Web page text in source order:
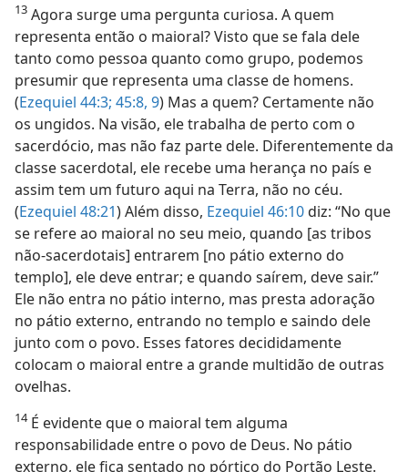
13 Agora surge uma pergunta curiosa. A quem
representa então o maioral? Visto que se fala dele
tanto como pessoa quanto como grupo, podemos
presumir que representa uma classe de homens.
(Ezequiel 44:3; 45:8, 9) Mas a quem? Certamente não
os ungidos. Na visão, ele trabalha de perto com o
sacerdócio, mas não faz parte dele. Diferentemente da
classe sacerdotal, ele recebe uma herança no país e
assim tem um futuro aqui na Terra, não no céu.
(Ezequiel 48:21) Além disso, Ezequiel 46:10diz: “No que
se refere ao maioral no seu meio, quando [as tribos
não-sacerdotais] entrarem [no pátio externo do
templo], ele deve entrar; e quando saírem, deve sair.”
Ele não entra no pátio interno, mas presta adoração
no pátio externo, entrando no templo e saindo dele
junto com o povo. Esses fatores decididamente
colocam o maioral entre a grande multidão de outras
ovelhas.
14É evidente que o maioral tem alguma
responsabilidade entre o povo de Deus. No pátio
externo, ele fica sentado no pórtico do Portão Leste.